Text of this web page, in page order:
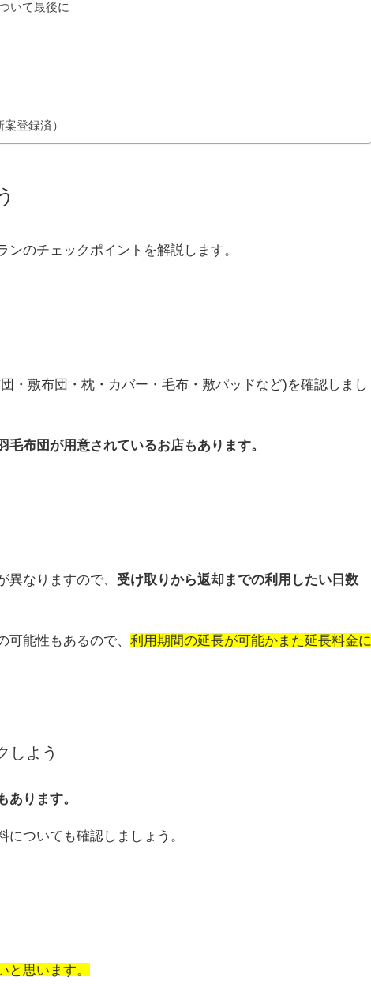
いて最後に
登録済）
のチェックポイントを解説します。
・敷布団・枕・カバー・毛布・敷パッドなど)を確認しまし
布団が用意されているお店もあります。
異なりますので、 受け取りから返却までの利用したい日数
可能性もあるので、 利用期間の延長が可能かまた延長料金に
しよう
あります。
ついても確認しましょう。
と思います。